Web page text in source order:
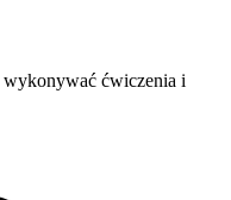
wykonywać ćwiczenia i